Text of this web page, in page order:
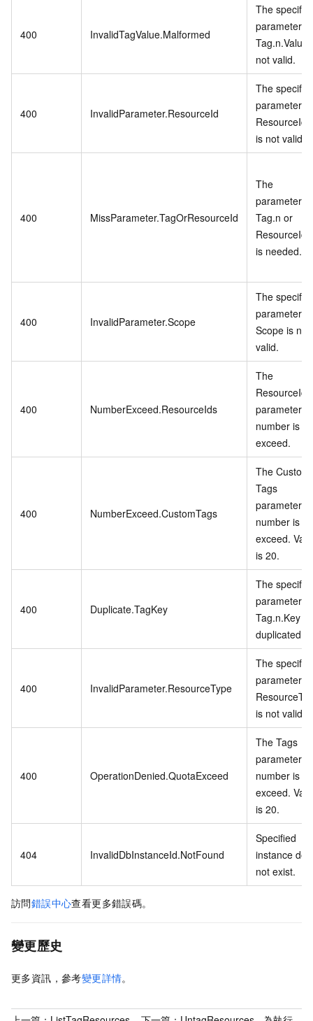
400 InvalidTagValue.Malformed
The
parameter
Tag.n.Value
not valid.
400 InvalidParameter.ResourceId
The
parameter
is not valid.
400 MissParameter.TagOrResourceId
The
parameter
Tag.n or
is needed.
400 InvalidParameter.Scope
The
parameter
Scope is not
valid.
400 NumberExceed.ResourceIds
The
ResourceIds
parameter
number is
exceed.
400 NumberExceed.CustomTags
The Custom
Tags
parameter
number is
exceed.
is 20.
400 Duplicate.TagKey
The
parameter
Tag.n.Key is
duplicated.
400 InvalidParameter.ResourceType
The
parameter
is not valid.
400 OperationDenied.QuotaExceed
The Tags
parameter
number is
exceed.
is 20.
404 InvalidDbInstanceId.NotFound
Specified
instance
not exist.
訪問錯誤中心查看更多錯誤碼。
變更歷史
更多資訊，參考變更詳情。